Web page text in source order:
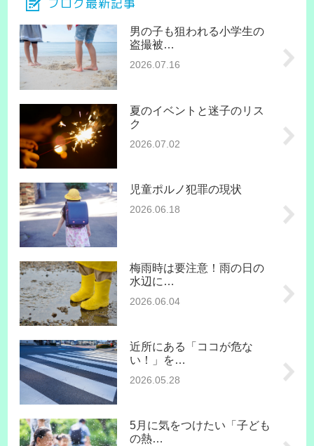
ブログ最新記事
男の子も狙われる小学生の
盗撮被…
2026.07.16
夏のイベントと迷子のリス
ク
2026.07.02
児童ポルノ犯罪の現状
2026.06.18
梅雨時は要注意！雨の日の
水辺に…
2026.06.04
近所にある「ココが危な
い！」を…
2026.05.28
5月に気をつけたい「子ども
の熱…